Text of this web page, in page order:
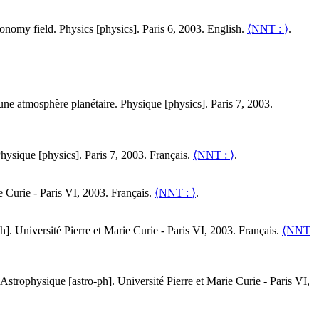
field. Physics [physics]. Paris 6, 2003. English. ⟨NNT : ⟩.
atmosphère planétaire. Physique [physics]. Paris 7, 2003.
[physics]. Paris 7, 2003. Français. ⟨NNT : ⟩.
Curie - Paris VI, 2003. Français. ⟨NNT : ⟩.
Université Pierre et Marie Curie - Paris VI, 2003. Français. ⟨NNT
Astrophysique [astro-ph]. Université Pierre et Marie Curie - Paris VI,